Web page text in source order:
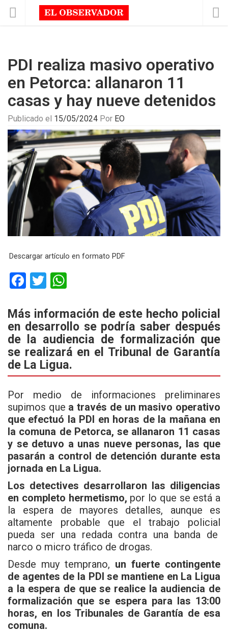
PDI realiza masivo operativo
en Petorca: allanaron 11
casas y hay nueve detenidos
Publicado el 15/05/2024 Por EO
Descargar artículo en formato PDF
F
ce
b
o
o
k
T
tt
er
at
s
A
p
p
Más información de este hecho policial
en desarrollo se podría saber después
de la audiencia de formalización que
se realizará en el Tribunal de Garantía
de La Ligua.
Por medio de informaciones preliminares
supimos que a través de un masivo operativo
que efectuó la PDI en horas de la mañana en
la comuna de Petorca, se allanaron 11 casas
y se detuvo a unas nueve personas, las que
pasarán a control de detención durante esta
jornada en La Ligua.
Los detectives desarrollaron las diligencias
en completo hermetismo, por lo que se está a
la espera de mayores detalles, aunque es
altamente probable que el trabajo policial
pueda ser una redada contra una banda de
narco o micro tráfico de drogas.
Desde muy temprano, un fuerte contingente
de agentes de la PDI se mantiene en La Ligua
a la espera de que se realice la audiencia de
formalización que se espera para las 13:00
horas, en los Tribunales de Garantía de esa
comuna.